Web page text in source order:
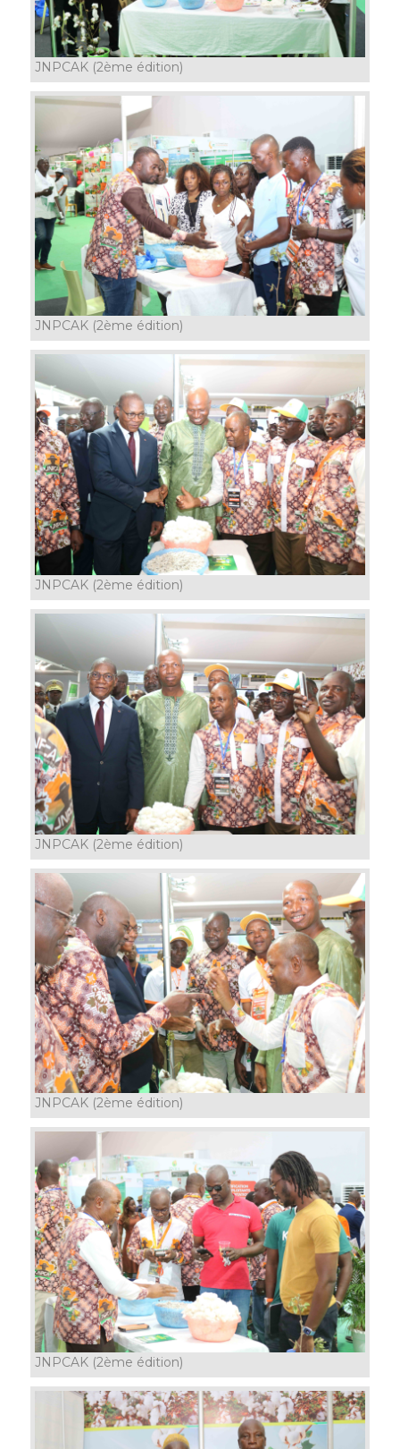
JNPCAK (2ème édition)
JNPCAK (2ème édition)
JNPCAK (2ème édition)
JNPCAK (2ème édition)
JNPCAK (2ème édition)
JNPCAK (2ème édition)